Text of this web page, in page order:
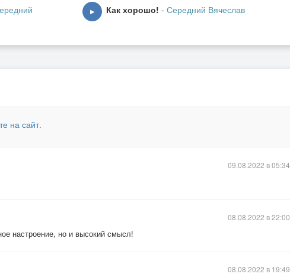
▶ Как хорошо! - Середний Вячеслав
на сайт.
09.08.2022 в 05:34
настроение, но и высокий смысл!
08.08.2022 в 22:00
08.08.2022 в 19:49